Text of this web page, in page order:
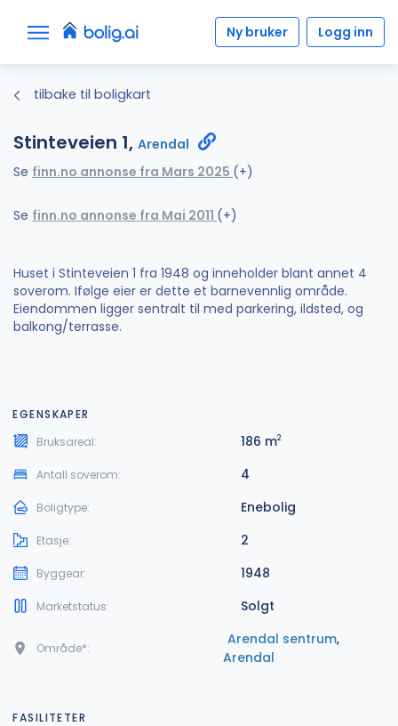
Ny bruker Logg inn
tilbake til boligkart
Stinteveien 1, Arendal
Se finn.no annonse fra Mars 2025 (+)
Se finn.no annonse fra Mai 2011 (+)
Huset i Stinteveien 1 fra 1948 og inneholder blant annet 4
soverom. Ifølge eier er dette et barnevennlig område.
Eiendommen ligger sentralt til med parkering, ildsted, og
balkong/terrasse.
EGENSKAPER
Bruksareal:
186 m2
Antall soverom: 4
Boligtype: Enebolig
Etasje: 2
Byggear: 1948
Marketstatus: Solgt
Område*:
Arendal sentrum,
Arendal
FASILITETER